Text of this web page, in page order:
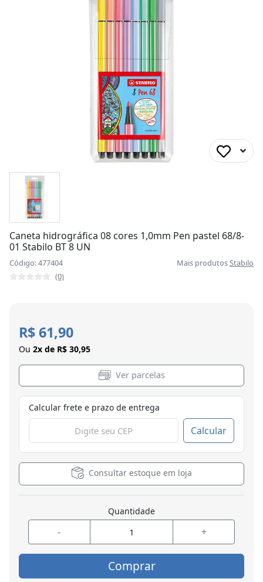
Caneta hidrográfica 08 cores 1,0mm Pen pastel 68/8-
01 Stabilo BT 8 UN
Código: 477404 Mais produtosStabilo
(0)
R$ 61,90
Ou 2x de R$ 30,95
Ver parcelas
Calcular frete e prazo de entrega
Calcular
Consultar estoque em loja
Quantidade
- +
Comprar